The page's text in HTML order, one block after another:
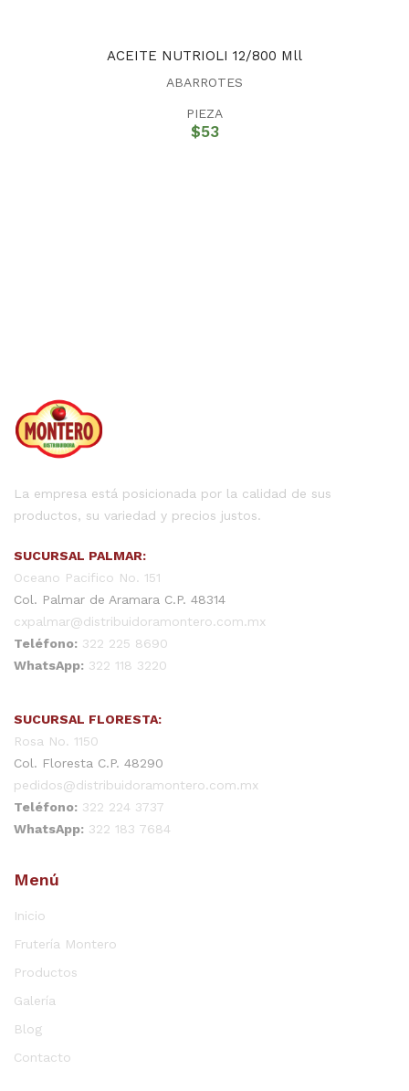
ACEITE NUTRIOLI 12/800 Mll
ABARROTES
PIEZA
$53
La empresa está posicionada por la calidad de sus
productos, su variedad y precios justos.
SUCURSAL PALMAR:
Oceano Pacifico No. 151
Col. Palmar de Aramara C.P. 48314
cxpalmar@distribuidoramontero.com.mx
Teléfono: 322 225 8690
WhatsApp: 322 118 3220
SUCURSAL FLORESTA:
Rosa No. 1150
Col. Floresta C.P. 48290
pedidos@distribuidoramontero.com.mx
Teléfono: 322 224 3737
WhatsApp: 322 183 7684
Menú
Inicio
Frutería Montero
Productos
Galería
Blog
Contacto